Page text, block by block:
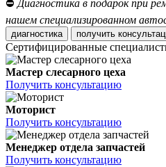
⛔ Диагностика в подарок при
нашем специализированном
диагностика получить
Сертифицированные
Мастер слесарного цеха
Получить консультацию
Моторист
Получить консультацию
Менеджер отдела запчастей
Получить консультацию